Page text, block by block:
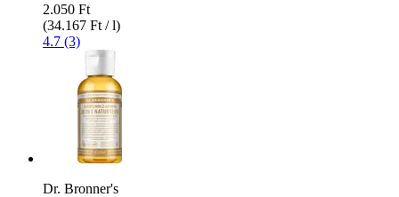
2.050 Ft
(34.167 Ft / l)
4.7 (3)
Dr. Bronner's